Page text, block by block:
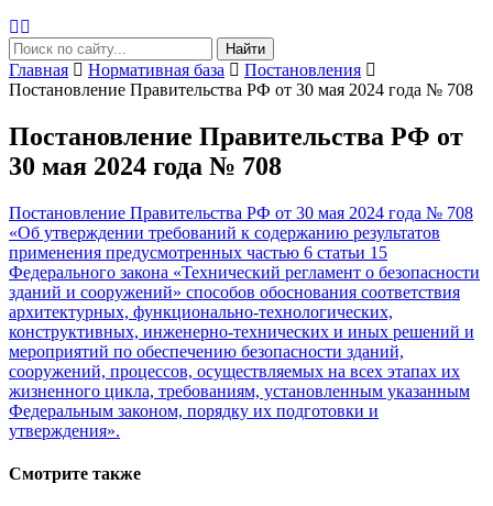
Найти
Главная Нормативная база
Постановления
Постановление Правительства РФ от 30 мая 2024 года № 708
Постановление Правительства РФ от
30 мая 2024 года № 708
Постановление Правительства РФ от 30 мая 2024 года № 708
«Об утверждении требований к содержанию результатов
применения предусмотренных частью 6 статьи 15
Федерального закона «Технический регламент о безопасности
зданий и сооружений» способов обоснования соответствия
архитектурных, функционально-технологических,
конструктивных, инженерно-технических и иных решений и
мероприятий по обеспечению безопасности зданий,
сооружений, процессов, осуществляемых на всех этапах их
жизненного цикла, требованиям, установленным указанным
Федеральным законом, порядку их подготовки и
утверждения».
Смотрите также